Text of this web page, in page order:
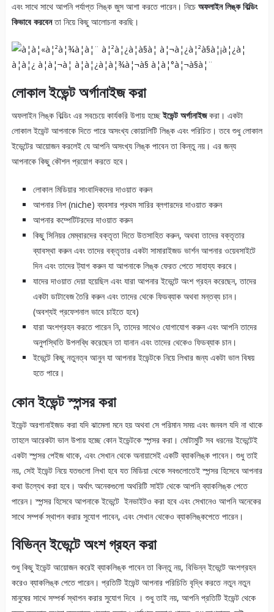
এবং সাথে সাথে আপনি পর্যাপ্ত লিঙ্ক জুস আশা করতে পারেন। নিচে অফলাইন লিঙ্ক বিল্ডিং
কিভাবে করবেনতা নিয়ে কিছু আলোচনা করছি।
লোকাল ইভেন্ট অর্গানাইজ করা
অফলাইন লিঙ্ক বিল্ডিং এর সবচেয়ে কার্যকরি উপায় হচ্ছেইভেন্ট অর্গানাইজকরা। একটা
লোকাল ইভেন্ট আপনাকে দিতে পারে অসংখ্য কোয়ালিটি লিঙ্ক এবং পরিচিত। তবে শুধু লোকাল
ইভেন্টের আয়োজন করলেই যে আপনি অসংখ্য লিঙ্ক পাবেন তা কিন্তু নয়। এর জন্য
আপনাকে কিছু কৌশল প্রয়োগ করতে হবে।
লোকাল মিডিয়ার সাংবাদিকদের দাওয়াত করুন
আপনার নিশ (niche) ব্যবসার প্রথম সারির ব্লগারদের দাওয়াত করুন
আপনার কম্পেটিটরদের দাওয়াত করুন
কিছু সিনিয়র মেম্বারদের বক্তৃতা দিতে উতসাহিত করুন, অথবা তাদের বক্তৃতার
ব্যাবস্থা করুন এবং তাদের বক্তৃতার একটা সামারাইজড ভার্শন আপনার ওয়েবসাইটে
দিন এবং তাদের ট্যাগ করুন যা আপনাকে লিঙ্ক ফেরত পেতে সাহায্য করবে।
যাদের দাওয়াত দেয়া হয়েছিল এবং যারা আপনার ইভেন্টে অংশ গ্রহন করেছেন, তাদের
একটা ডাটাবেজ তৈরি করুন এবং তাদের থেকে ফিডব্যাক অথবা মন্তব্য চান।
(অবশ্যই প্রফেশনাল ভাবে চাইতে হবে)
যারা অংশগ্রহন করতে পারেন নি, তাদের সাথেও যোগাযোগ করুন এবং আপনি তাদের
অনুপস্থিতি উপলব্ধি করেছেন তা যানান এবং তাদের থেকেও ফিডব্যাক চান।
ইভেন্টে কিছু নতুনত্ব আনুন যা আপনার ইভেন্টকে নিয়ে লিখার জন্য একটা ভাল বিষয়
হতে পারে।
কোন ইভেন্ট স্পন্সর করা
ইভেন্ট অরগানাইজড করা যদি ঝামেলা মনে হয় অথবা সে পরিমান সময় এবং জনবল যদি না থাকে
তাহলে আরেকটা ভাল উপায় হচ্ছে কোন ইভেন্টকে স্পন্সর করা। মোটামুটি সব ধরনের ইভেন্টেই
একটা স্পন্সর পেইজ থাকে, এবং সেখান থেকে অনায়াসেই একটি ব্যাকলিঙ্ক পাবেন। শুধু তাই
নয়, সেই ইভেন্ট নিয়ে যতগুলো লিখা হবে যত মিডিয়া থেকে সবগুলোতেই স্পন্সর হিসেবে আপনার
কথা উল্যেখ করা হবে। অর্থাৎ অনেকগুলো অথরিটি সাইট থেকে আপনি ব্যাকলিঙ্ক পেতে
পারেন। স্পন্সর হিসেবে আপনাকে ইভেন্টে ইনভাইটও করা হবে এবং সেখানেও আপনি অনেকের
সাথে সম্পর্ক স্থাপন করার সুযোগ পাবেন, এবং সেখান থেকেও ব্যাকলিঙ্কপেতে পারেন।
বিভিন্ন ইভেন্টে অংশ গ্রহন করা
শুধু কিছু ইভেন্ট আয়োজন করেই ব্যাকলিঙ্ক পাবেন তা কিন্তু নয়, বিভিন্ন ইভেন্টে অংশগ্রহন
করেও ব্যাকলিঙ্ক পেতে পারেন। প্রতিটি ইভেন্ট আপনার পরিচিতি বৃদ্ধি করতে নতুন নতুন
মানুষের সাথে সম্পর্ক স্থাপন করার সুযোগ দিবে । শুধু তাই নয়, আপনি প্রতিটি ইভেন্ট থেকে